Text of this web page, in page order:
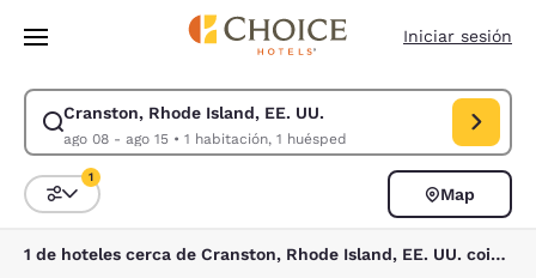
Pasar A Contenido Principal
Iniciar sesión
Cranston, Rhode Island, EE. UU.
ago 08 - ago 15• 1 habitación, 1 huésped
Modificar la búsqueda de Cranston, Rhode Island, EE. UU.. Fecha de
Ordenar y filtrar
1
Map
1 de hoteles cerca de Cranston, Rhode Island, EE. UU. coinciden con tus filtros